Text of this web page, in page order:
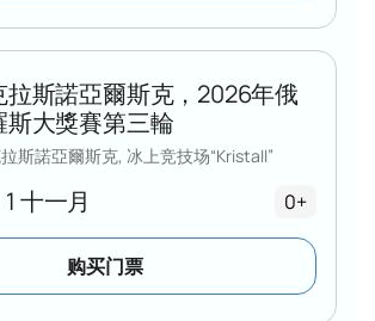
1 十一月
拉斯諾亞爾斯克，2026年俄
斯大獎賽第三輪
斯諾亞爾斯克, 冰上竞技场“Kristall”
0+
购买门票